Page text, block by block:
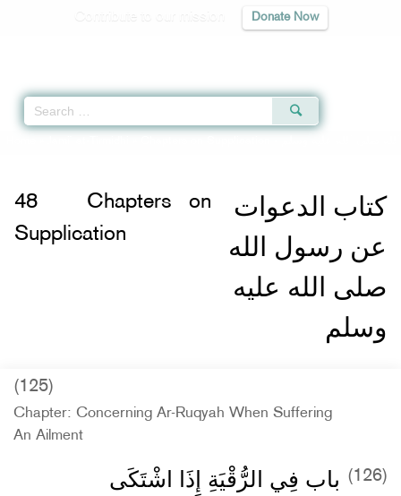
Donate Now
كتاب الدعوات
عن رسول الله
صلى الله عليه
وسلم
48
Chapters on
Supplication
(125)
Chapter: Concerning Ar-Ruqyah When Suffering
An Ailment
(126) باب فِي الرُّقْيَةِ إِذَا اشْتَكَى